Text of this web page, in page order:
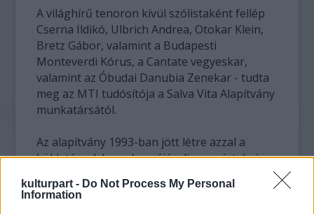
kulturpart - Do Not Process My Personal
Information
A világhírű tenoron kívül szólistaként fellép
Cserna Ildikó, Ulbrich Andrea, Otokar Klein,
Bretz Gábor, valamint a Budapesti
Monteverdi Kórus, a Cantate vegyeskar,
valamint az Óbudai Danubia Zenekar - tudta
meg az MTI tudósítója a Salva Vita Alapítvány
munkatársától.
Az alapítvány 1993-ban jött létre azzal a
küldetéssel, hogy hozzájáruljon az értelmi
esélyegyenlőségének megvalósulásához.